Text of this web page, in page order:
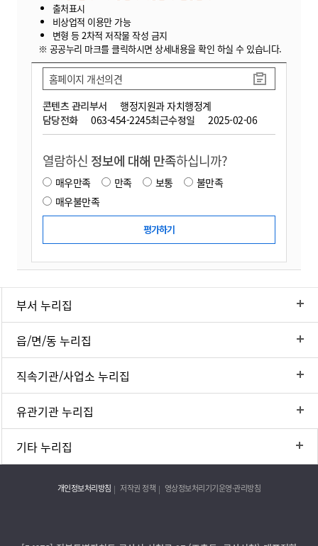
출처표시
비상업적 이용만 가능
변형 등 2차적 저작물 작성 금지
※ 공공누리 마크를 클릭하시면 상세내용을 확인 하실 수 있습니다.
콘텐츠 관리부서
행정지원과 자치행정계
담당전화
063-454-2245최근수정일 2025-02-06
홈페이지 개선의견
열람하신 정보에 대해 만족하십니까?
매우만족 만족 보통
불만족
매우불만족
부서 누리집
읍/면/동 누리집
직속기관/사업소 누리집
유관기관 누리집
기타 누리집
개인정보처리방침 저작권 정책 영상정보처리기기운영·관리방침